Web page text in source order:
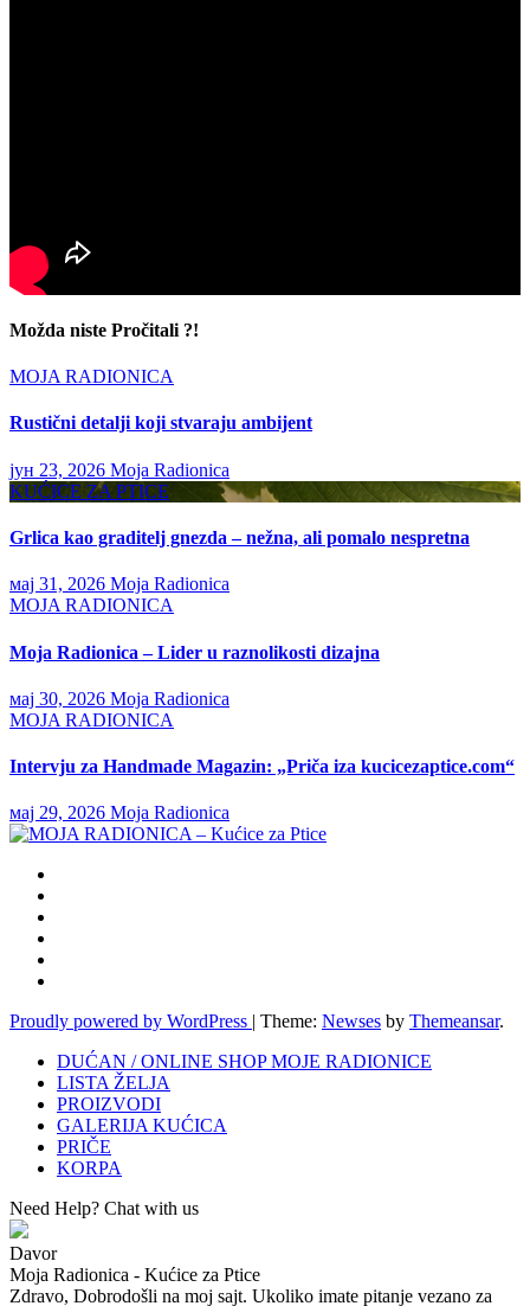
Možda niste Pročitali ?!
MOJA RADIONICA
Rustični detalji koji stvaraju ambijent
јун 23, 2026 Moja Radionica
KUĆICE ZA PTICE
Grlica kao graditelj gnezda – nežna, ali pomalo nespretna
мај 31, 2026 Moja Radionica
MOJA RADIONICA
Moja Radionica – Lider u raznolikosti dizajna
мај 30, 2026 Moja Radionica
MOJA RADIONICA
Intervju za Handmade Magazin: „Priča iza kucicezaptice.com“
мај 29, 2026 Moja Radionica
Proudly powered by WordPress | Theme: Newses by Themeansar.
DUĆAN / ONLINE SHOP MOJE RADIONICE
LISTA ŽELJA
PROIZVODI
GALERIJA KUĆICA
PRIČE
KORPA
Need Help? Chat with us
Davor
Moja Radionica - Kućice za Ptice
Zdravo, Dobrodošli na moj sajt. Ukoliko imate pitanje vezano za